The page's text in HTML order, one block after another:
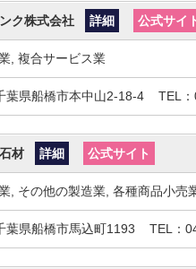
ク株式会社 詳細 公式サイ
, 複合サービス業
葉県船橋市本中山2-18-4 TEL
材 詳細 公式サイト
, その他の製造業, 各種商品小売
葉県船橋市馬込町1193 TEL：